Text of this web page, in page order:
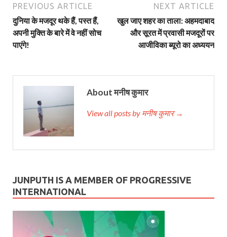
PREVIOUS ARTICLE
दुनिया के मजदूर थके हैं, पस्त हैं,
अपनी मुक्ति के बारे में वे नहीं सोच
पाएंगे!
NEXT ARTICLE
खुल जाए शहर का ताला: अहमदाबाद
और सूरत में प्रवासी मजदूरों पर
आजीविका ब्यूरो का अध्ययन
About मनीष कुमार
View all posts by मनीष कुमार →
JUNPUTH IS A MEMBER OF PROGRESSIVE
INTERNATIONAL